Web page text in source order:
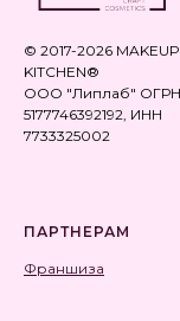
© 2017-2026 MAKEUP
KITCHEN®
ООО "Липлаб" ОГРН
5177746392192, ИНН
7733325002
ПАРТНЕРАМ
Франшиза